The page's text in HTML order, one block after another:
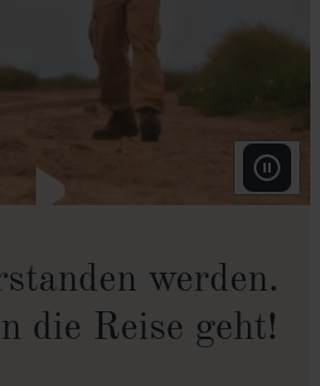
werden.
die Reise geht!